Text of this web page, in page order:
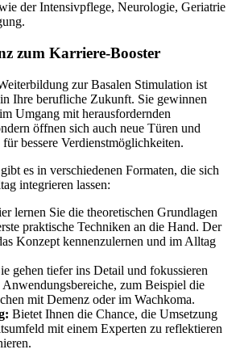
der Intensivpflege, Neurologie, Geriatrie
zum Karriere-Booster
zur Basalen Stimulation ist
Ihre berufliche Zukunft. Sie gewinnen
Umgang mit herausfordernden
öffnen sich auch neue Türen und
bessere Verdienstmöglichkeiten.
es in verschiedenen Formaten, die sich
integrieren lassen:
lernen Sie die theoretischen Grundlagen
praktische Techniken an die Hand. Der
Konzept kennenzulernen und im Alltag
gehen tiefer ins Detail und fokussieren
Anwendungsbereiche, zum Beispiel die
mit Demenz oder im Wachkoma.
Bietet Ihnen die Chance, die Umsetzung
mit einem Experten zu reflektieren